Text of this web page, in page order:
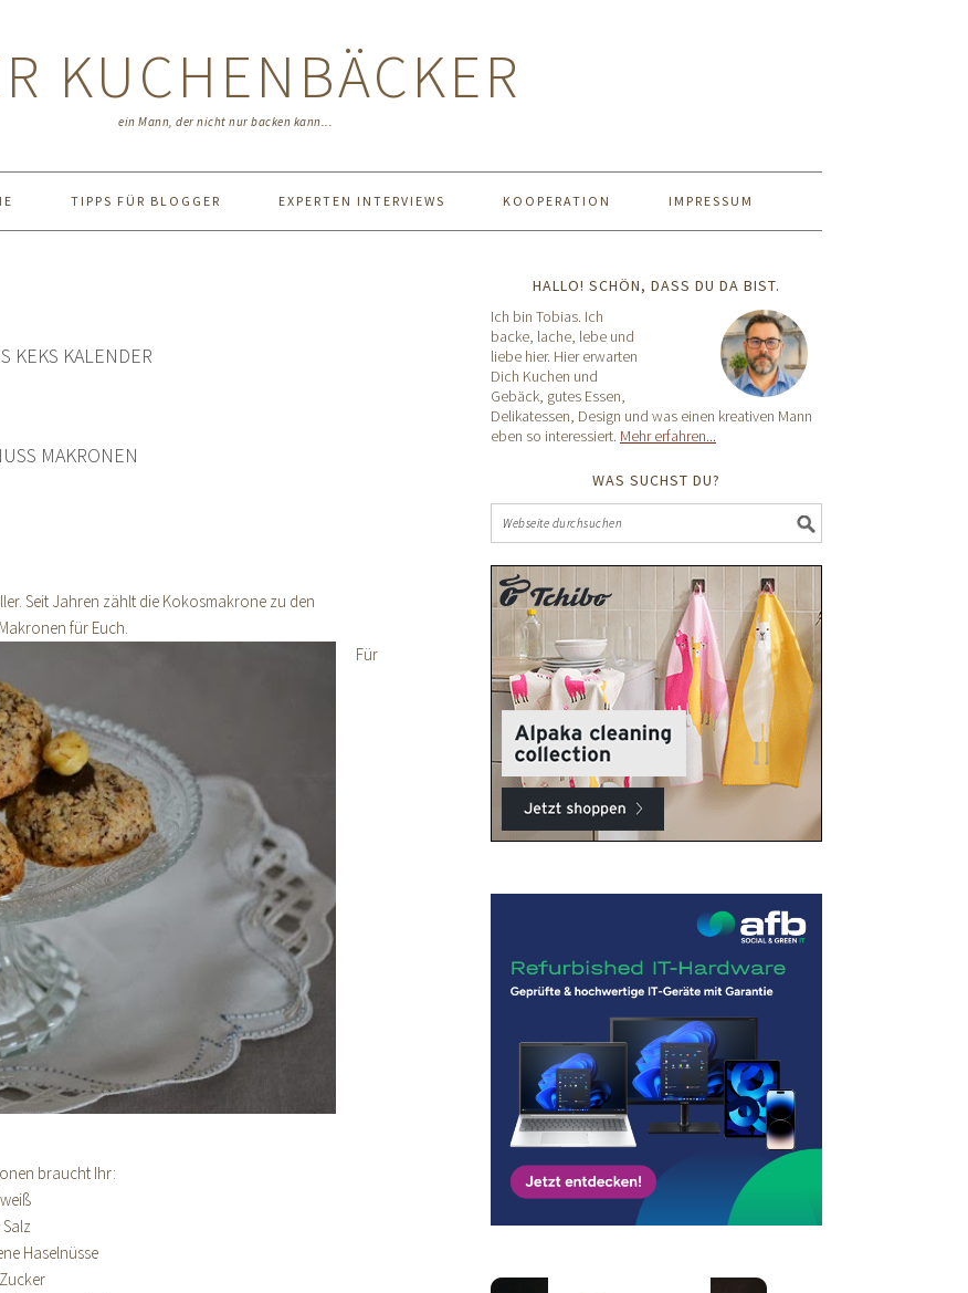
KUCHENBÄCKER
ein Mann, der nicht nur backen kann...
TIPPS FÜR BLOGGER EXPERTEN INTERVIEWS KOOPERATION IMPRESSUM
KEKS KALENDER
MAKRONEN
Seit Jahren zählt die Kokosmakrone zu den
für Euch.
Für
braucht Ihr:
Haselnüsse
HALLO! SCHÖN, DASS DU DA BIST.
Ich bin Tobias. Ich
backe, lache, lebe und
liebe hier. Hier erwarten
Dich Kuchen und
Gebäck, gutes Essen,
Delikatessen, Design und was einen kreativen Mann
eben so interessiert. Mehr erfahren...
WAS SUCHST DU?